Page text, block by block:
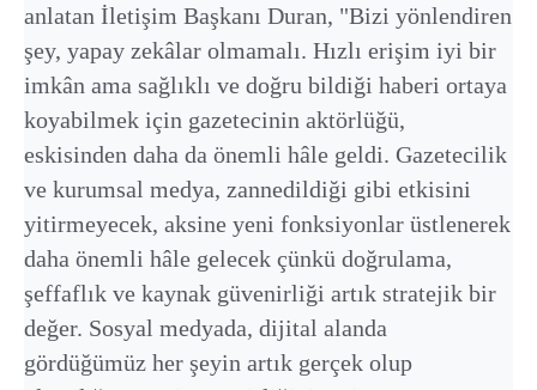
anlatan İletişim Başkanı Duran, "Bizi yönlendiren
şey, yapay zekâlar olmamalı. Hızlı erişim iyi bir
imkân ama sağlıklı ve doğru bildiği haberi ortaya
koyabilmek için gazetecinin aktörlüğü,
eskisinden daha da önemli hâle geldi. Gazetecilik
ve kurumsal medya, zannedildiği gibi etkisini
yitirmeyecek, aksine yeni fonksiyonlar üstlenerek
daha önemli hâle gelecek çünkü doğrulama,
şeffaflık ve kaynak güvenirliği artık stratejik bir
değer. Sosyal medyada, dijital alanda
gördüğümüz her şeyin artık gerçek olup